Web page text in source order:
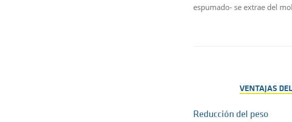
espumado- se extrae del
VENTAJAS
Reducción del peso